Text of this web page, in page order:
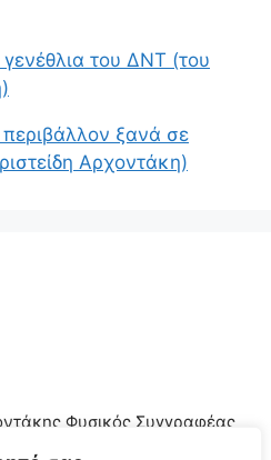
του ΔΝΤ (του
ξανά σε
Αρχοντάκη)
Φυσικός Συγγραφέας